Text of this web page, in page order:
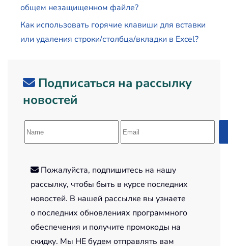
общем незащищенном файле?
Как использовать горячие клавиши для вставки
или удаления строки/столбца/вкладки в Excel?
Подписаться на рассылку
новостей
Пожалуйста, подпишитесь на нашу
рассылку, чтобы быть в курсе последних
новостей. В нашей рассылке вы узнаете
о последних обновлениях программного
обеспечения и получите промокоды на
скидку. Мы НЕ будем отправлять вам